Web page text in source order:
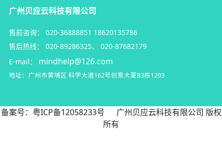
广州贝应云科技有限公司
售前咨询： 020-36888851 18620135786
售后热线：
020-89286325、 020-87682179
E-mail：
mindhelp@126.com
地址：广州市黄埔区 科学大道162号创意大厦B3栋1203
备案号： 粤ICP备12058233号 广州贝应云科技有限公司 版权
所有